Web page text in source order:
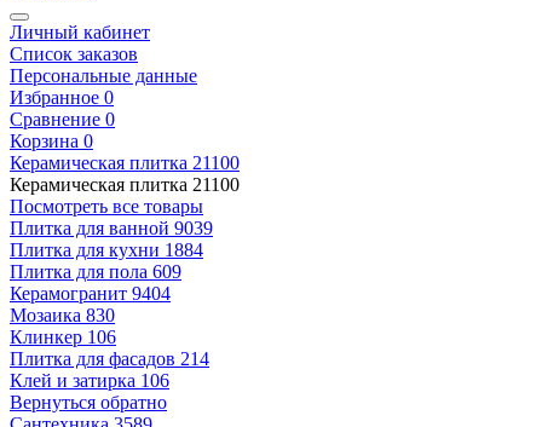
Личный кабинет
Список заказов
Персональные данные
Избранное 0
Сравнение 0
Корзина 0
Керамическая плитка 21100
Керамическая плитка 21100
Посмотреть все товары
Плитка для ванной 9039
Плитка для кухни 1884
Плитка для пола 609
Керамогранит 9404
Мозаика 830
Клинкер 106
Плитка для фасадов 214
Клей и затирка 106
Вернуться обратно